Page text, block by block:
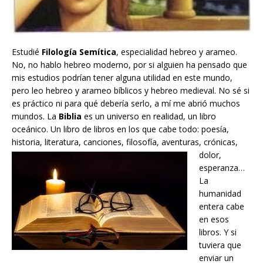
Estudié Filología Semítica, especialidad hebreo y arameo.
No, no hablo hebreo moderno, por si alguien ha pensado que
mis estudios podrían tener alguna utilidad en este mundo,
pero leo hebreo y arameo bíblicos y hebreo medieval. No sé si
es práctico ni para qué debería serlo, a mí me abrió muchos
mundos. La Biblia es un universo en realidad, un libro
oceánico. Un libro de libros en los que cabe todo: poesía,
historia, literatura, canciones, filosofía, aventuras, crónicas,
dolor,
esperanza…
La
humanidad
entera cabe
en esos
libros. Y si
tuviera que
enviar un